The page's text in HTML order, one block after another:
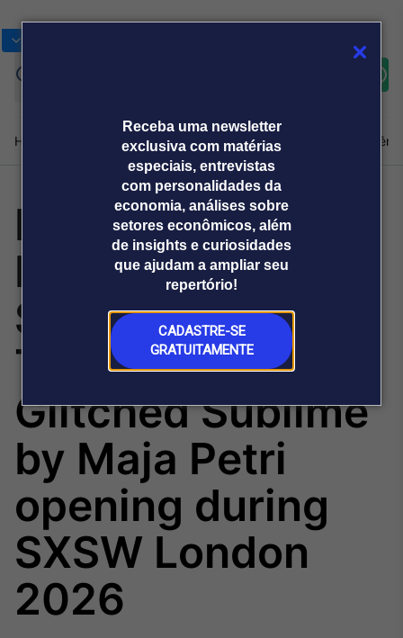
Receba uma newsletter
exclusiva com matérias
especiais, entrevistas
com personalidades da
economia, análises sobre
setores econômicos, além
de insights e curiosidades
que ajudam a ampliar seu
repertório!
CADASTRE-SE
GRATUITAMENTE
Home Produtos e soluçõesNotíciasBlogWeekend
Plataformas
Broadcast
Broadcast+
O mercado
financeiro em
tempo real
Broadcast
Agro
Tudo sobre o
agronegócio
Broadcast
Político
Sobre nós Releases Broadcast
Prêmio Broadcast
Analistas
Prêmio Broadcast
Empresas
Agências de
comunicação
Releases
HOFA Gallery
Presents
Specimens of
Time: The
Glitched Sublime
by Maja Petri
opening during
SXSW London
2026